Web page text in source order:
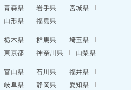
青森県 岩手県
宮城県
山形県
福島県
栃木県 群馬県
埼玉県
東京都 神奈川県
山梨県
富山県 石川県
福井県
岐阜県 静岡県
愛知県